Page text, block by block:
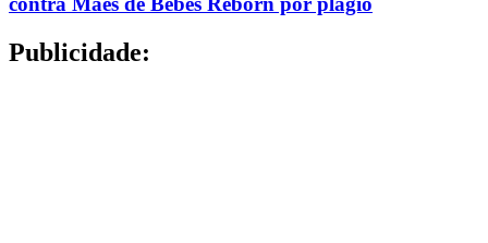
Publicidade: